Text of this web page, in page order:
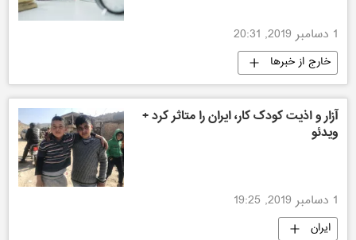
1 دسامبر 2019, 20:31
خارج از خبرها
آزار و اذیت کودک کار، ایران را متاثر کرد +
ویدئو
1 دسامبر 2019, 19:25
ایران